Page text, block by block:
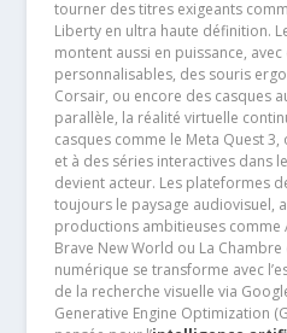
tourner des titres exigeants
Liberty en ultra haute définition.
montent aussi en puissance,
personnalisables, des souris
Corsair, ou encore des casques
parallèle, la réalité virtuelle
casques comme le Meta Quest
et à des séries interactives dans
devient acteur. Les plateformes
toujours le paysage audiovisuel,
productions ambitieuses comme
Brave New World ou La Chambre
numérique se transforme avec
de la recherche visuelle via
Generative Engine Optimization